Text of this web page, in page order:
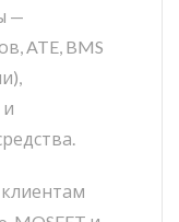
—
ATE, BMS
клиентам